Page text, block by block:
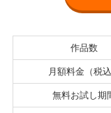
作品数
月額料金（税込
無料お試し期